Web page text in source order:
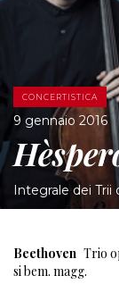
CONCERTISTICA
9 gennaio 2016
Integrale dei
Beethoven Trio
si bem. magg.